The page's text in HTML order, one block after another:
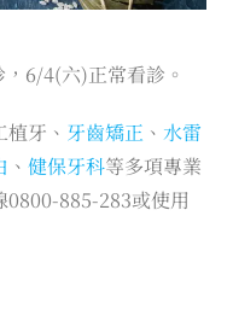
6/4(六)正常看診。
牙、 牙齒矯正 、水雷
、健保牙科等多項專業
0800-885-283或使用